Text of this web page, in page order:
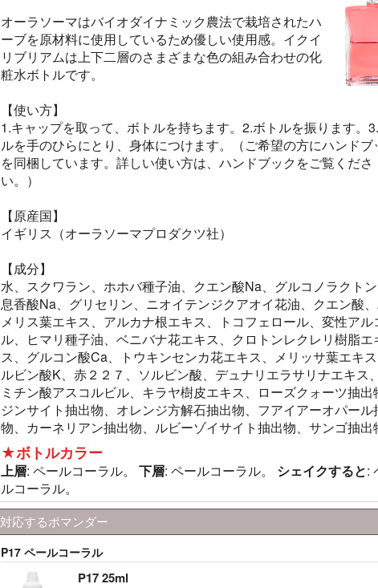
オーラソーマはバイオダイナミック農法で栽培されたハ
ーブを原材料に使用しているため優しい使用感。イクイ
リブリアムは上下二層のさまざまな色の組み合わせの化
粧水ボトルです。
【使い方】
1.キャップを取って、ボトルを持ちます。2.ボトルを振ります。
ルを手のひらにとり、身体につけます。（ご希望の方にハンドブ
を同梱しています。詳しい使い方は、ハンドブックをご覧くださ
い。）
【原産国】
イギリス（オーラソーマプロダクツ社）
【成分】
水、スクワラン、ホホバ種子油、クエン酸Na、グルコノラクト
息香酸Na、グリセリン、ニオイテンジクアオイ花油、クエン酸
メリス葉エキス、アルカナ根エキス、トコフェロール、変性アル
ル、ヒマリ種子油、ベニバナ花エキス、クロトンレクレリ樹脂エ
ス、グルコン酸Ca、トウキンセンカ花エキス、メリッサ葉エキ
ルビン酸K、赤２２７、ソルビン酸、デュナリエラサリナエキス
ミチン酸アスコルビル、キラヤ樹皮エキス、ローズクォーツ抽出
ジンサイト抽出物、オレンジ方解石抽出物、フアイアーオパール
物、カーネリアン抽出物、ルビーゾイサイト抽出物、サンゴ抽出
★ボトルカラー
上層: ペールコーラル。 下層: ペールコーラル。 シェイクすると:
ルコーラル。
対応するポマンダー
P17 ペールコーラル
P17 25ml